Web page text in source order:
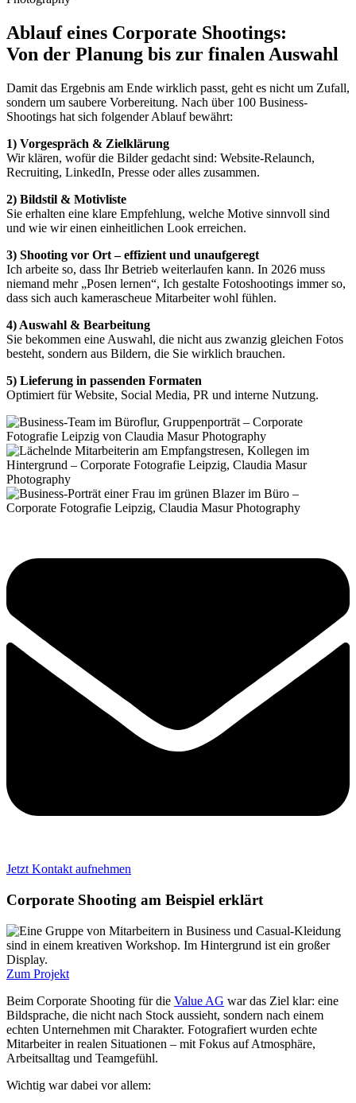
Ablauf eines Corporate Shootings:
Von der Planung bis zur finalen Auswahl
Damit das Ergebnis am Ende wirklich passt, geht es nicht um Zufall,
sondern um saubere Vorbereitung. Nach über 100 Business-
Shootings hat sich folgender Ablauf bewährt:
1) Vorgespräch & Zielklärung
Wir klären, wofür die Bilder gedacht sind: Website-Relaunch,
Recruiting, LinkedIn, Presse oder alles zusammen.
2) Bildstil & Motivliste
Sie erhalten eine klare Empfehlung, welche Motive sinnvoll sind
und wie wir einen einheitlichen Look erreichen.
3) Shooting vor Ort – effizient und unaufgeregt
Ich arbeite so, dass Ihr Betrieb weiterlaufen kann. In 2026 muss
niemand mehr „Posen lernen“, Ich gestalte Fotoshootings immer so,
dass sich auch kamerascheue Mitarbeiter wohl fühlen.
4) Auswahl & Bearbeitung
Sie bekommen eine Auswahl, die nicht aus zwanzig gleichen Fotos
besteht, sondern aus Bildern, die Sie wirklich brauchen.
5) Lieferung in passenden Formaten
Optimiert für Website, Social Media, PR und interne Nutzung.
Jetzt Kontakt aufnehmen
Corporate Shooting am Beispiel erklärt
Zum Projekt
Beim Corporate Shooting für die Value AG war das Ziel klar: eine
Bildsprache, die nicht nach Stock aussieht, sondern nach einem
echten Unternehmen mit Charakter. Fotografiert wurden echte
Mitarbeiter in realen Situationen – mit Fokus auf Atmosphäre,
Arbeitsalltag und Teamgefühl.
Wichtig war dabei vor allem: